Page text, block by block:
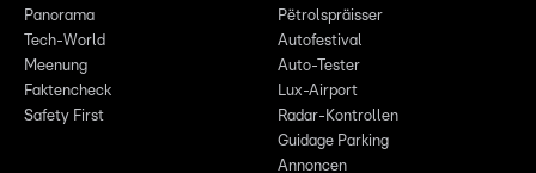
Panorama
Tech-World
Meenung
Faktencheck
Safety First
Pëtrolspräisser
Autofestival
Auto-Tester
Lux-Airport
Radar-Kontrollen
Guidage Parking
Annoncen